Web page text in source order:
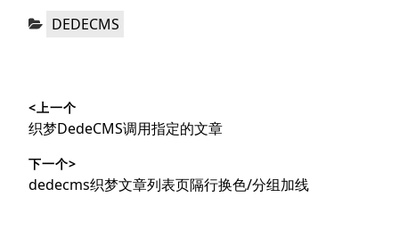
分
DEDECMS
章
导
航
<上一个
上
文
章：
织梦DedeCMS调用指定的文章
下一个>
下
dedecms织梦文章列表页隔行换色/分组加线